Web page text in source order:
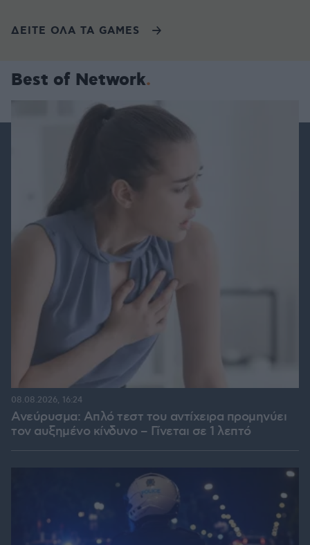
ΔΕΙΤΕ ΟΛΑ ΤΑ GAMES
Best of Network
Ανεύρυσμα: Απλό τεστ του αντίχειρα προμηνύει
τον αυξημένο κίνδυνο – Γίνεται σε 1 λεπτό
08.08.2026, 16:24